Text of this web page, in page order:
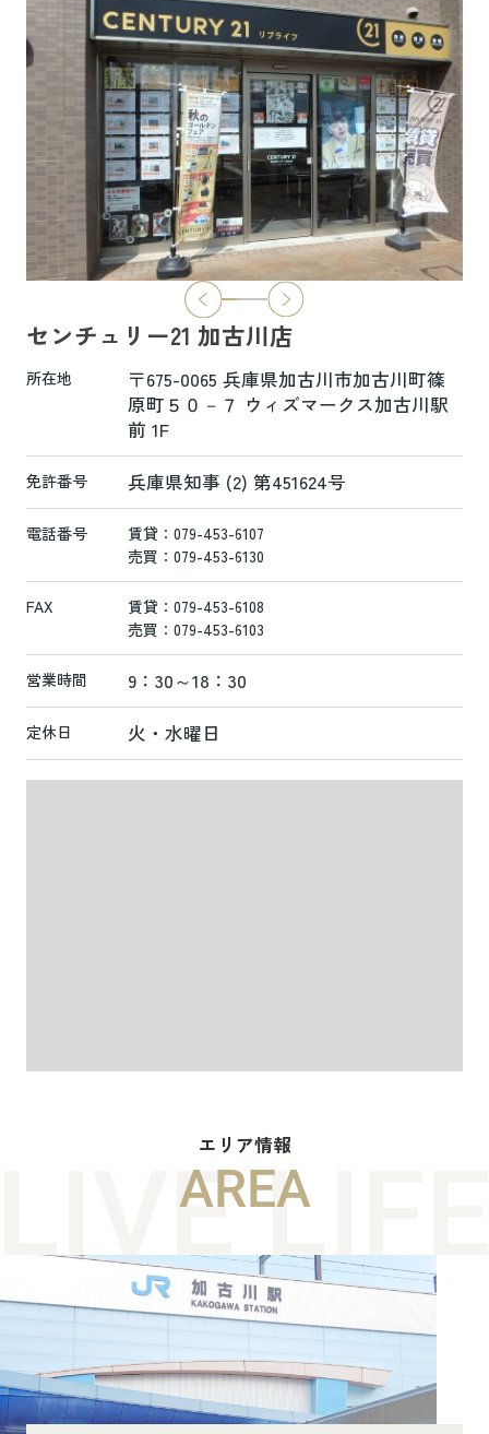
6.5万円
物件詳細へ
ハイムレトア飾東A103
7.4万円
物件詳細へ
2026.06.29
本日より新ホームページへ完全移行にな
新ホームページは検索も楽々♪スマホに
も対応済！
より見やすくなっております！
是非一度ご覧ください(^^♪
センチュリー21 加古川店
所在地
〒675-0065 兵庫県加古川市加古川町篠
原町５０－７ ウィズマークス加古川駅
前 1F
免許番号 兵庫県知事 (2) 第451624号
電話番号
賃貸：079-453-6107
売買：079-453-6130
FAX
賃貸：079-453-6108
売買：079-453-6103
営業時間 9：30～18：30
定休日 火・水曜日
エリア情報
AREA